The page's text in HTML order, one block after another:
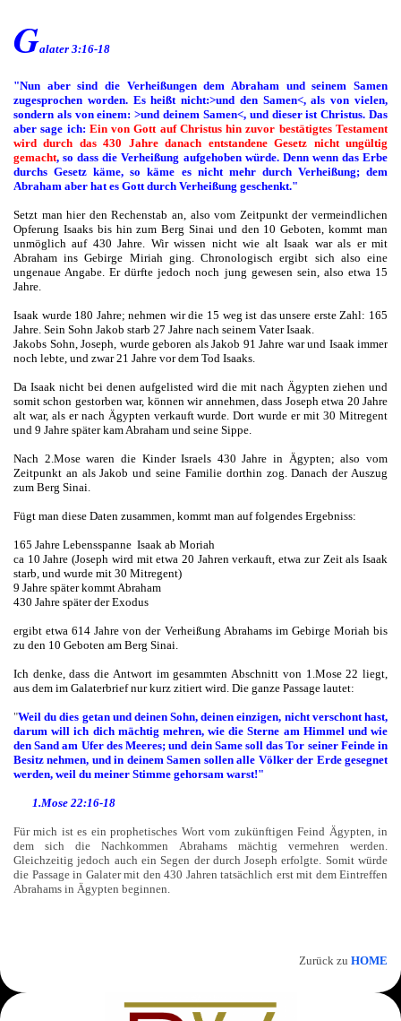
Galater 3:16-18
"Nun aber sind die Verheißungen dem Abraham und seinem Samen
zugesprochen worden. Es heißt nicht:>und den Samen<, als von vielen,
sondern als von einem: >und deinem Samen<, und dieser ist Christus. Das
aber sage ich: Ein von Gott auf Christus hin zuvor bestätigtes Testament
wird durch das 430 Jahre danach entstandene Gesetz nicht ungültig
gemacht, so dass die Verheißung aufgehoben würde. Denn wenn das Erbe
durchs Gesetz käme, so käme es nicht mehr durch Verheißung; dem
Abraham aber hat es Gott durch Verheißung geschenkt."
Setzt man hier den Rechenstab an, also vom Zeitpunkt der vermeindlichen
Opferung Isaaks bis hin zum Berg Sinai und den 10 Geboten, kommt man
unmöglich auf 430 Jahre. Wir wissen nicht wie alt Isaak war als er mit
Abraham ins Gebirge Miriah ging. Chronologisch ergibt sich also eine
ungenaue Angabe. Er dürfte jedoch noch jung gewesen sein, also etwa 15
Jahre.
Isaak wurde 180 Jahre; nehmen wir die 15 weg ist das unsere erste Zahl: 165
Jahre. Sein Sohn Jakob starb 27 Jahre nach seinem Vater Isaak.
Jakobs Sohn, Joseph, wurde geboren als Jakob 91 Jahre war und Isaak immer
noch lebte, und zwar 21 Jahre vor dem Tod Isaaks.
Da Isaak nicht bei denen aufgelisted wird die mit nach Ägypten ziehen und
somit schon gestorben war, können wir annehmen, dass Joseph etwa 20 Jahre
alt war, als er nach Ägypten verkauft wurde. Dort wurde er mit 30 Mitregent
und 9 Jahre später kam Abraham und seine Sippe.
Nach 2.Mose waren die Kinder Israels 430 Jahre in Ägypten; also vom
Zeitpunkt an als Jakob und seine Familie dorthin zog. Danach der Auszug
zum Berg Sinai.
Fügt man diese Daten zusammen, kommt man auf folgendes Ergebniss:
165 Jahre Lebensspanne Isaak ab Moriah
ca 10 Jahre (Joseph wird mit etwa 20 Jahren verkauft, etwa zur Zeit als Isaak
starb, und wurde mit 30 Mitregent)
9 Jahre später kommt Abraham
430 Jahre später der Exodus
ergibt etwa 614 Jahre von der Verheißung Abrahams im Gebirge Moriah bis
zu den 10 Geboten am Berg Sinai.
Ich denke, dass die Antwort im gesammten Abschnitt von 1.Mose 22 liegt,
aus dem im Galaterbrief nur kurz zitiert wird. Die ganze Passage lautet:
"Weil du dies getan und deinen Sohn, deinen einzigen, nicht verschont hast,
darum will ich dich mächtig mehren, wie die Sterne am Himmel und wie
den Sand am Ufer des Meeres; und dein Same soll das Tor seiner Feinde in
Besitz nehmen, und in deinem Samen sollen alle Völker der Erde gesegnet
werden, weil du meiner Stimme gehorsam warst!"
1.Mose 22:16-18
Für mich ist es ein prophetisches Wort vom zukünftigen Feind Ägypten, in
dem sich die Nachkommen Abrahams mächtig vermehren werden.
Gleichzeitig jedoch auch ein Segen der durch Joseph erfolgte. Somit würde
die Passage in Galater mit den 430 Jahren tatsächlich erst mit dem Eintreffen
Abrahams in Ägypten beginnen.
Zurück zu HOME